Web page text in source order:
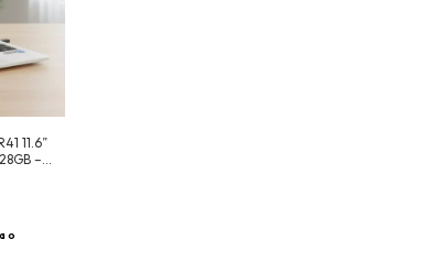
11.6”
–
o